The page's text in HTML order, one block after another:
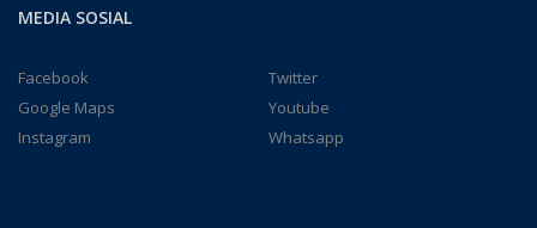
MEDIA SOSIAL
Facebook
Twitter
Google Maps
Youtube
Instagram
Whatsapp